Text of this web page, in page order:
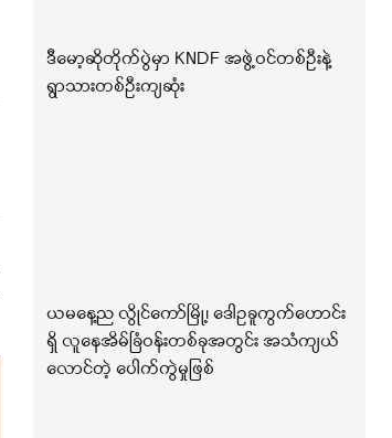
ဒီမော့ဆိုတိုက်ပွဲမှာ KNDF အဖွဲ့ဝင်တစ်ဦးနဲ့
ရွာသားတစ်ဦးကျဆုံး
ယမနေ့ည လွိုင်ကော်မြို့၊ ဒေါဥခူကွက်ဟောင်း
ရှိ လူနေအိမ်ခြံဝန်းတစ်ခုအတွင်း အသံကျယ်
လောင်တဲ့ ပေါက်ကွဲမှုဖြစ်